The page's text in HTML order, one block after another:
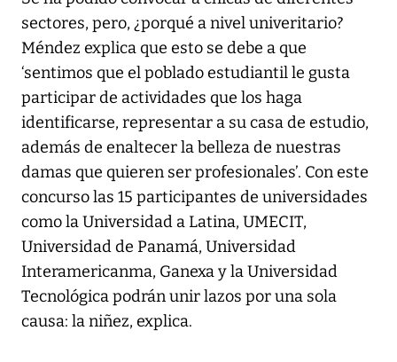
sectores, pero, ¿porqué a nivel univeritario?
Méndez explica que esto se debe a que
‘sentimos que el poblado estudiantil le gusta
participar de actividades que los haga
identificarse, representar a su casa de estudio,
además de enaltecer la belleza de nuestras
damas que quieren ser profesionales’. Con este
concurso las 15 participantes de universidades
como la Universidad a Latina, UMECIT,
Universidad de Panamá, Universidad
Interamericanma, Ganexa y la Universidad
Tecnológica podrán unir lazos por una sola
causa: la niñez, explica.